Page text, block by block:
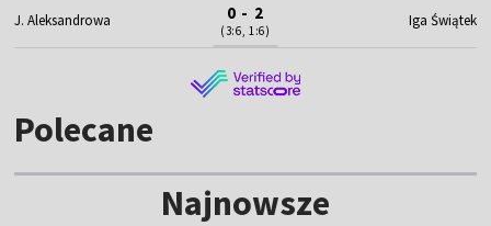
J. Aleksandrowa 0 - 2
(3:6, 1:6)
Iga Świątek
Polecane
Najnowsze